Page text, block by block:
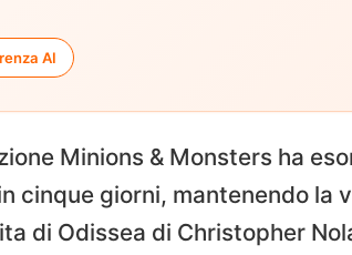
AI
Minions & Monsters ha
cinque giorni, mantenendo la
di Odissea di Christopher